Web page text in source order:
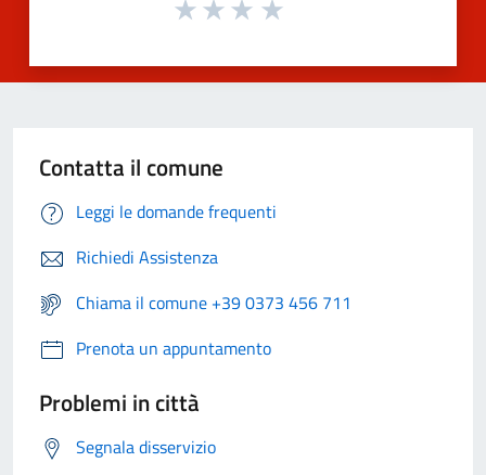
Contatta il comune
Leggi le domande frequenti
Richiedi Assistenza
Chiama il comune +39 0373 456 711
Prenota un appuntamento
Problemi in città
Segnala disservizio